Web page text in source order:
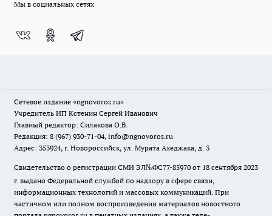
Мы в социальных сетях
Сетевое издание «ngnovoros.ru»
Учредитель ИП Кстенин Сергей Иванович
Главный редактор: Силакова О.В.
Редакция: 8 (967) 930-71-04, info@ngnovoros.ru
Адрес: 353924, г. Новороссийск, ул. Мурата Ахеджака, д. 3
Свидетельство о регистрации СМИ ЭЛ№ФС77-85970 от 18 сентября 2023
г. выдано Федеральной службой по надзору в сфере связи,
информационных технологий и массовых коммуникаций. При
частичном или полном воспроизведении материалов новостного